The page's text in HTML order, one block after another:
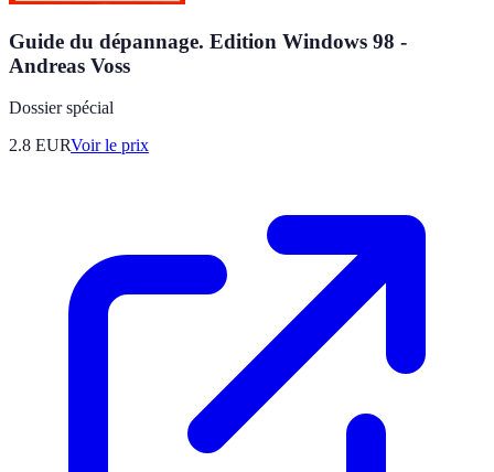
Guide du dépannage. Edition Windows 98 -
Andreas Voss
Dossier spécial
2.8 EURVoir le prix